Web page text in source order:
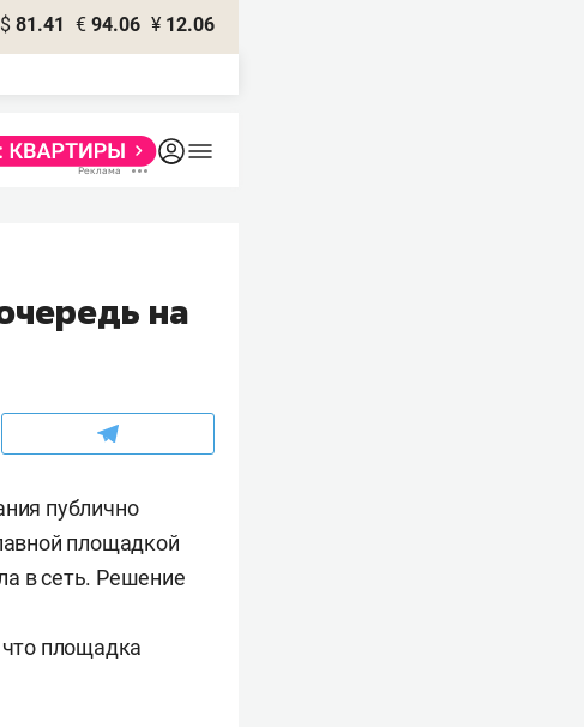
$ 81.41 € 94.06 ¥ 12.06
на
публично
площадкой
в сеть. Решение
что площадка